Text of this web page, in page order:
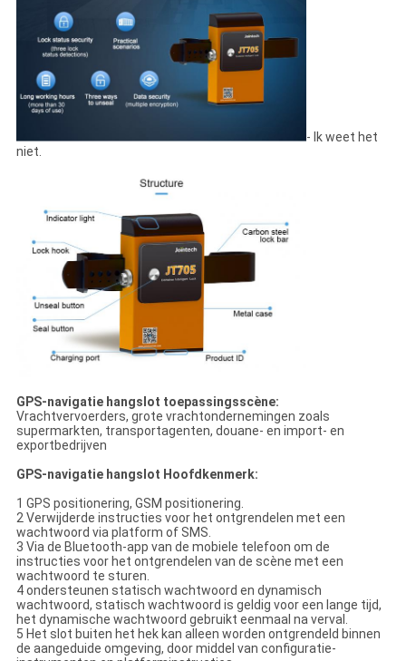
- Ik weet het
niet.
GPS-navigatie hangslot toepassingsscène:
Vrachtvervoerders, grote vrachtondernemingen zoals
supermarkten, transportagenten, douane- en import- en
exportbedrijven
GPS-navigatie hangslot Hoofdkenmerk:
1 GPS positionering, GSM positionering.
2 Verwijderde instructies voor het ontgrendelen met een
wachtwoord via platform of SMS.
3 Via de Bluetooth-app van de mobiele telefoon om de
instructies voor het ontgrendelen van de scène met een
wachtwoord te sturen.
4 ondersteunen statisch wachtwoord en dynamisch
wachtwoord, statisch wachtwoord is geldig voor een lange tijd,
het dynamische wachtwoord gebruikt eenmaal na verval.
5 Het slot buiten het hek kan alleen worden ontgrendeld binnen
de aangeduide omgeving, door middel van configuratie-